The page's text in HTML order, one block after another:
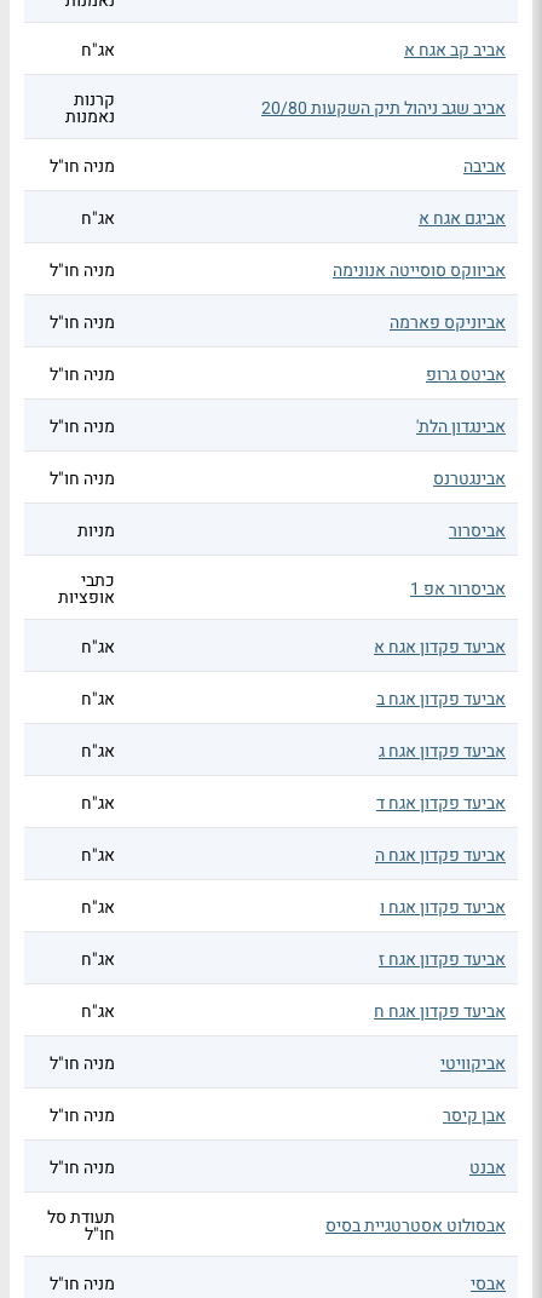
אביב קב אגח א
אג"ח
אביב שגב ניהול תיק השקעות 20/80 קרנות
נאמנות
אביבה
מניה חו"ל
אביגם אגח א אג"ח
אביווקס סוסייטה אנונימה מניה חו"ל
אביוניקס פארמה מניה חו"ל
אביטס גרופ מניה חו"ל
אבינגדון הלת' מניה חו"ל
אבינגטרנס מניה חו"ל
אביסרור מניות
אביסרור אפ 1 כתבי
אופציות
אביעד פקדון אגח א
אג"ח
אביעד פקדון אגח ב אג"ח
אביעד פקדון אגח ג אג"ח
אביעד פקדון אגח ד אג"ח
אביעד פקדון אגח ה אג"ח
אביעד פקדון אגח ו אג"ח
אביעד פקדון אגח ז אג"ח
אביעד פקדון אגח ח אג"ח
אביקוויטי מניה חו"ל
אבן קיסר מניה חו"ל
אבנט מניה חו"ל
אבסולוט אסטרטגיית בסיס תעודת סל
חו"ל
אבסי
מניה חו"ל